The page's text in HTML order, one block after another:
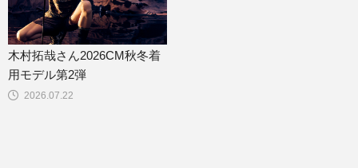
2026.07.22
木村拓哉さん2026CM秋冬着
用モデル第2弾